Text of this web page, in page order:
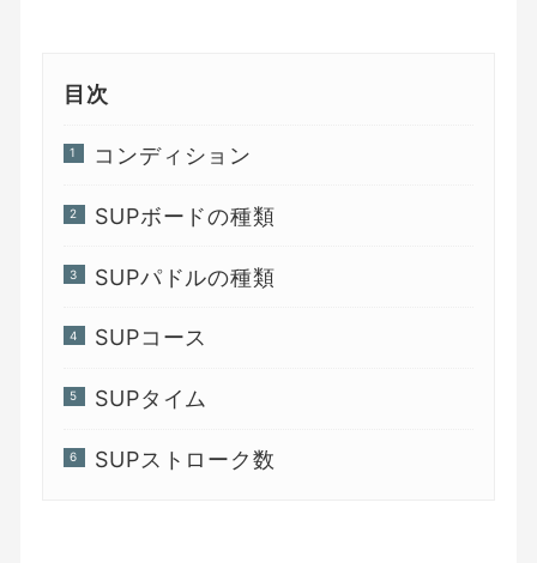
目次
コンディション
SUPボードの種類
SUPパドルの種類
SUPコース
SUPタイム
SUPストローク数